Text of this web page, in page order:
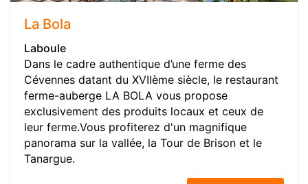
La Bola
Laboule
Dans le cadre authentique d’une ferme des
Cévennes datant du XVIIème siècle, le restaurant
ferme-auberge LA BOLA vous propose
exclusivement des produits locaux et ceux de
leur ferme.Vous profiterez d'un magnifique
panorama sur la vallée, la Tour de Brison et le
Tanargue.